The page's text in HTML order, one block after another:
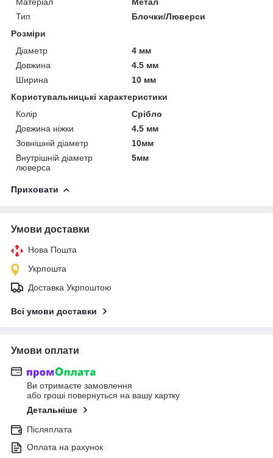
Тип
Блочки/Люверси
Розміри
Діаметр
4 мм
Довжина
4.5 мм
Ширина
10 мм
Користувальницькі характеристики
Колір
Срібло
Довжина ніжки
4.5 мм
Зовнішній діаметр
10мм
Внутрішній діаметр
люверса
5мм
Приховати
Умови доставки
Нова Пошта
Укрпошта
Доставка Укрпоштою
Всі умови доставки
Умови оплати
Ви отримаєте замовлення
або гроші повернуться на вашу картку
Детальніше
Післяплата
Оплата на рахунок